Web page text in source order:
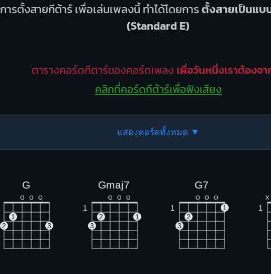
การตั้งสายกีต้าร์ เพื่อเล่นเพลงนี้ ทำได้โดยการตั้งสายเป็นแบ
(Standard E)
ตารางคอร์ดกีตาร์ของคอร์ดเพลง เผื่อวันหนึ่งเราต้องจ
คลิกที่คอร์ดกีต้าร์เพื่อฟังเสียง
แสดงคอร์ดทั้งหมด ▼
G
O O O
1
2
3
Gmaj7
O O O
1
2
1
3
G7
O O O
1
1
2
3
X
1